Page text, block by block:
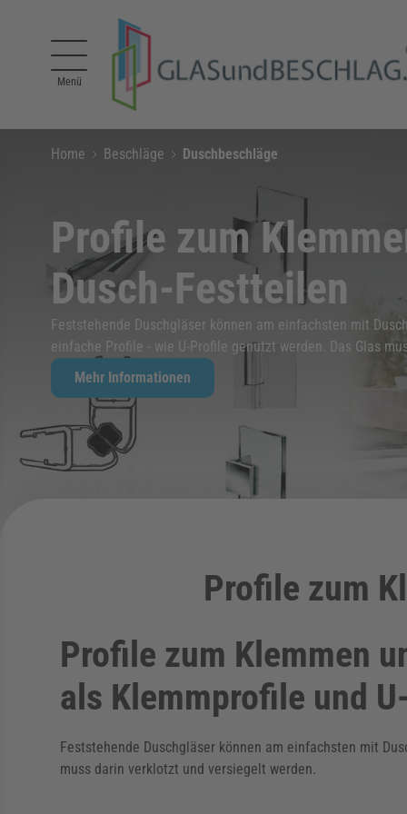
Menü
Home Beschläge Duschbeschläge
Profile zum
Dusch-Festteilen
Feststehende Duschgläser können am einfachsten mit
einfache Profile - wie U-Profile genutzt werden. Das Glas
Mehr Informationen
Profile zum
Profile zum Klemmen
als Klemmprofile und
Feststehende Duschgläser können am einfachsten mit
muss darin verklotzt und versiegelt werden.